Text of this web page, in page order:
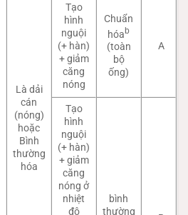
Là dải
cán
(nóng)
hoặc
Bình
thường
hóa
Tạo
hình
nguội
(+ hàn)
+ giảm
căng
nóng
Chuẩn
hóab
(toàn
bộ
ống)
A
Tạo
hình
nguội
(+ hàn)
+ giảm
căng
nóng ở
nhiệt
độ
bình
thường